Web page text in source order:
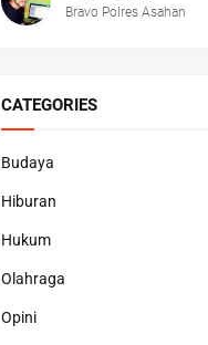
Bravo Polres Asahan
CATEGORIES
Budaya
Hiburan
Hukum
Olahraga
Opini